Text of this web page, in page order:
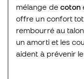
mélange de coton
offre un confort
rembourré au
un amorti et les
aident à prévenir